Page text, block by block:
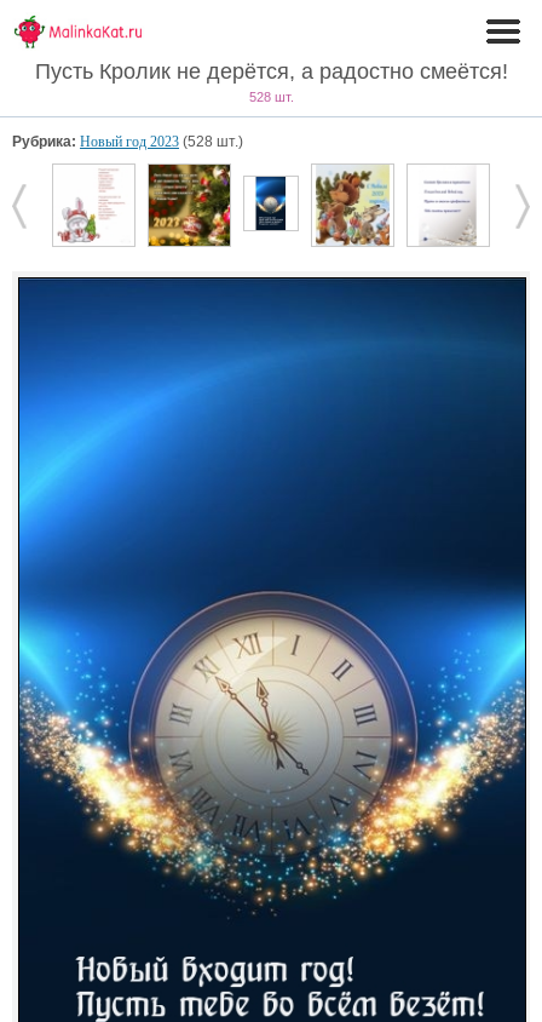
Пусть Кролик не дерётся, а радостно смеётся!
528 шт.
Рубрика: Новый год 2023 (528 шт.)